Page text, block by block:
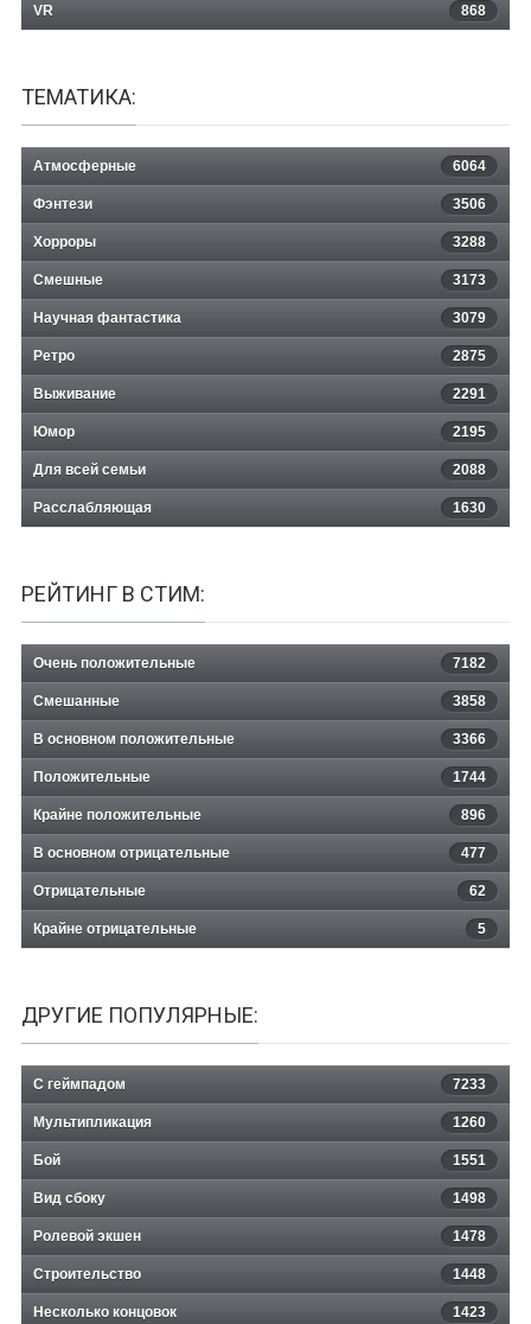
VR 868
ТЕМАТИКА:
Атмосферные 6064
Фэнтези 3506
Хорроры 3288
Смешные 3173
Научная фантастика 3079
Ретро 2875
Выживание 2291
Юмор 2195
Для всей семьи 2088
Расслабляющая 1630
РЕЙТИНГ В СТИМ:
Очень положительные 7182
Смешанные 3858
В основном положительные 3366
Положительные 1744
Крайне положительные 896
В основном отрицательные 477
Отрицательные 62
Крайне отрицательные 5
ДРУГИЕ ПОПУЛЯРНЫЕ:
С геймпадом 7233
Мультипликация 1260
Бой 1551
Вид сбоку 1498
Ролевой экшен 1478
Строительство 1448
Несколько концовок 1423